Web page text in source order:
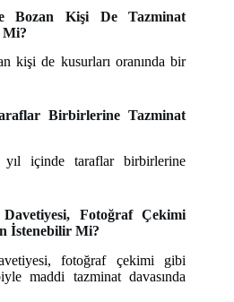
Bozan Kişi De Tazminat
Mi?
kişi de kusurları oranında bir
Birbirlerine Tazminat
içinde taraflar birbirlerine
Davetiyesi, Fotoğraf Çekimi
İstenebilir Mi?
fotoğraf çekimi gibi
maddi tazminat davasında